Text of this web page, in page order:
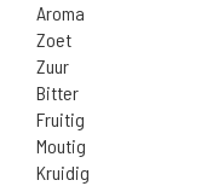
Aroma
Zoet
Zuur
Bitter
Fruitig
Moutig
Kruidig